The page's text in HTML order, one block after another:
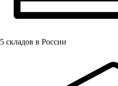
5 складов в России